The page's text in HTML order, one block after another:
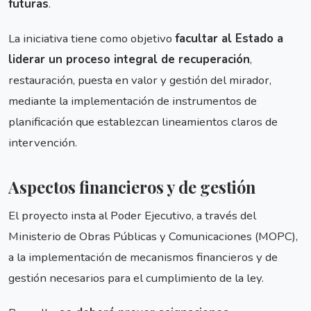
futuras.
La iniciativa tiene como objetivo facultar al Estado a
liderar un proceso integral de recuperación,
restauración, puesta en valor y gestión del mirador,
mediante la implementación de instrumentos de
planificación que establezcan lineamientos claros de
intervención.
Aspectos financieros y de gestión
El proyecto insta al Poder Ejecutivo, a través del
Ministerio de Obras Públicas y Comunicaciones (MOPC),
a la implementación de mecanismos financieros y de
gestión necesarios para el cumplimiento de la ley.